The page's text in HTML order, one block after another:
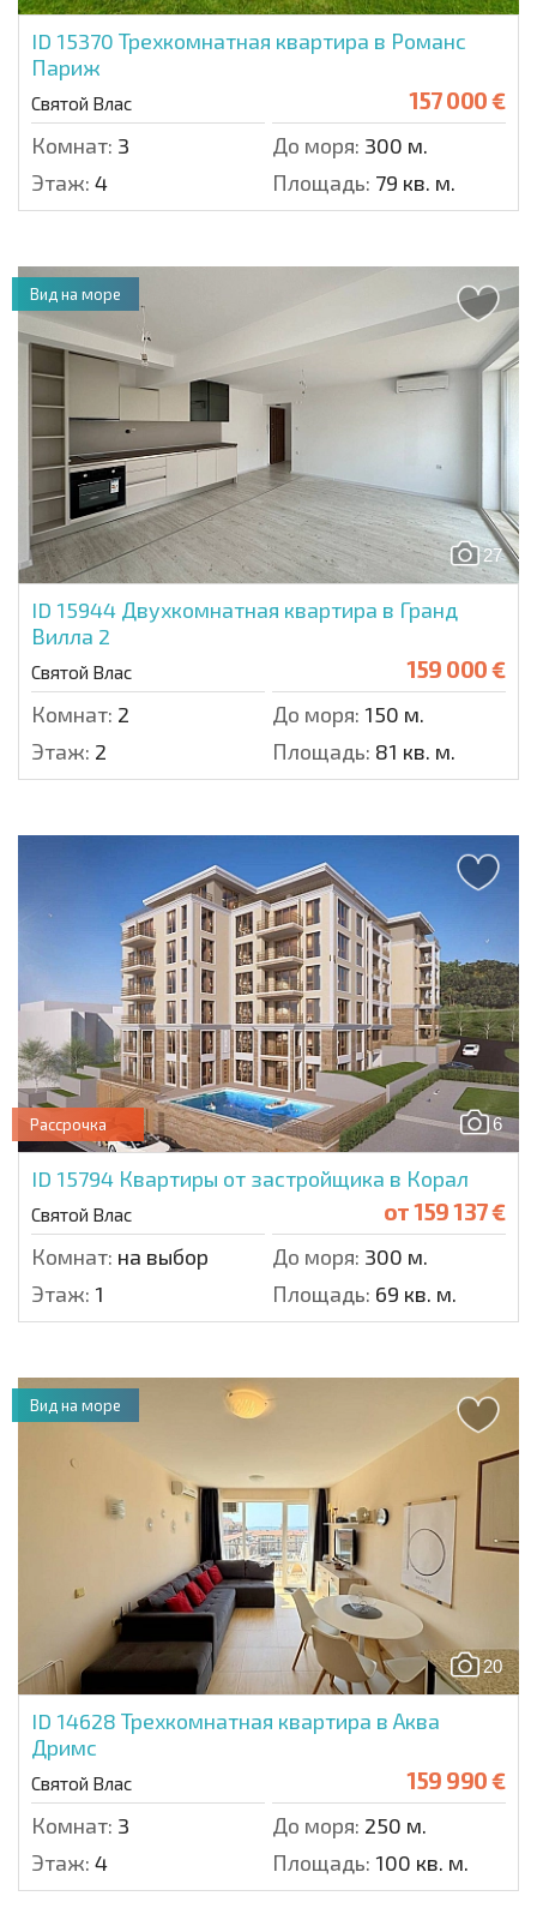
ID 15370 Трехкомнатная квартира в Романс
Париж
Святой Влас 157 000 €
Комнат: 3 До моря: 300 м.
Этаж: 4 Площадь: 79 кв. м.
27
ID 15944 Двухкомнатная квартира в Гранд
Вилла 2
Святой Влас 159 000 €
Комнат: 2 До моря: 150 м.
Этаж: 2 Площадь: 81 кв. м.
Вид на море
6
Рассрочка
ID 15794 Квартиры от застройщика в Корал
Святой Влас от159 137 €
Комнат: на выбор До моря: 300 м.
Этаж: 1 Площадь: 69 кв. м.
20
ID 14628 Трехкомнатная квартира в Аква
Дримс
Святой Влас 159 990 €
Комнат: 3 До моря: 250 м.
Этаж: 4 Площадь: 100 кв. м.
Вид на море